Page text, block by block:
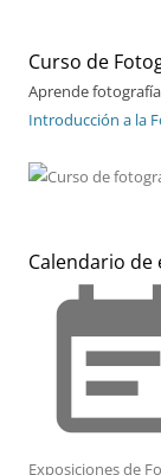
Curso de
Aprende
Introducción a la
Calendario de
Exposiciones de